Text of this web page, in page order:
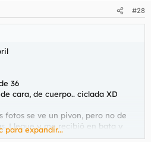
#28
36
cara, de cuerpo.. ciclada XD
fotos se ve un pivon, pero no de
Llegue y me recibió en bata y
rápida y al lío. La tía te hace
para expandir...